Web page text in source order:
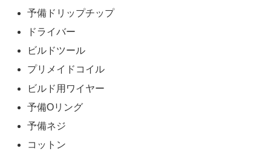
予備ドリップチップ
ドライバー
ビルドツール
プリメイドコイル
ビルド用ワイヤー
予備Oリング
予備ネジ
コットン